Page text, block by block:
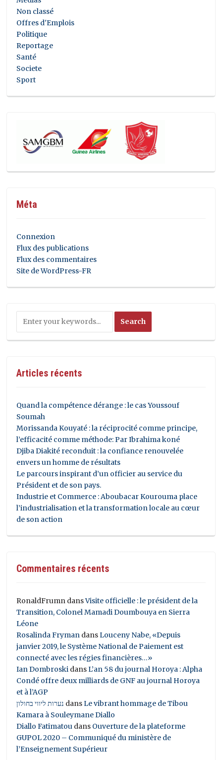
Non classé
Offres d'Emplois
Politique
Reportage
Santé
Societe
Sport
Méta
Connexion
Flux des publications
Flux des commentaires
Site de WordPress-FR
Articles récents
Quand la compétence dérange : le cas Youssouf
Soumah
Morissanda Kouyaté : la réciprocité comme principe,
l’efficacité comme méthode: Par Ibrahima koné
Djiba Diakité reconduit : la confiance renouvelée
envers un homme de résultats
Le parcours inspirant d’un officier au service du
Président et de son pays.
Industrie et Commerce : Aboubacar Kourouma place
l’industrialisation et la transformation locale au cœur
de son action
Commentaires récents
RonaldFrumn dansVisite officielle : le président de la
Transition, Colonel Mamadi Doumbouya en Sierra
Léone
Rosalinda Fryman dansLouceny Nabe, «Depuis
janvier 2019, le Système National de Paiement est
connecté avec les régies financières…»
Ian Dombroski dansL’an 58 du journal Horoya : Alpha
Condé offre deux milliards de GNF au journal Horoya
et à l’AGP
נערות ליווי בחולון dansLe vibrant hommage de Tibou
Kamara à Souleymane Diallo
Diallo Fatimatou dans Ouverture de la plateforme
GUPOL 2020 – Communiqué du ministère de
l’Enseignement Supérieur